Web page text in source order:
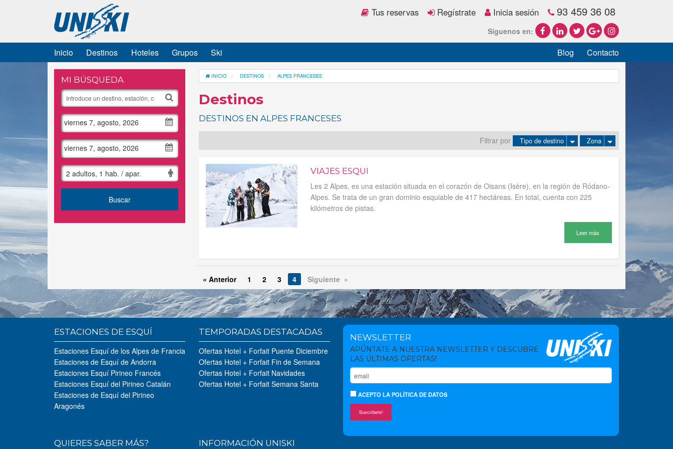
Tus reservas Regístrate Inicia sesión 93 459 36 08
Síguenos en:
Inicio Destinos Hoteles Grupos Ski Blog Contacto
MI BÚSQUEDA
viernes 7, agosto, 2026
viernes 7, agosto, 2026
2 adultos, 1 hab. / apar.
Buscar
INICIO DESTINOS ALPES FRANCESES
Destinos
DESTINOS EN ALPES FRANCESES
Filtrar por Tipo de destino Zona
VIAJES ESQUI
Les 2 Alpes, es una estación situada en el corazón de Oisans (Isère), en la región de Ródano-
Alpes. Se trata de un gran dominio esquiable de 417 hectáreas. En total, cuenta con 225
kilómetros de pistas.
Leer más
« Anterior 1 2 3 4 Siguiente »
ESTACIONES DE ESQUÍ
Estaciones Esquí de los Alpes de Francia
Estaciones de Esquí de Andorra
Estaciones Esquí Pirineo Francés
Estaciones Esquí del Pirineo Catalán
Estaciones de Esquí del Pirineo
Aragonés
TEMPORADAS DESTACADAS
Ofertas Hotel + Forfait Puente Diciembre
Ofertas Hotel + Forfait Fin de Semana
Ofertas Hotel + Forfait Navidades
Ofertas Hotel + Forfait Semana Santa
NEWSLETTER
APÚNTATE A NUESTRA NEWSLETTER Y DESCUBRE
LAS ÚLTIMAS OFERTAS!
ACEPTOLA POLÍTICA DE DATOS
Suscríbete!
QUIERES SABER MÁS? INFORMACIÓN UNISKI